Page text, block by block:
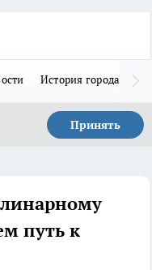
История города Н
Принять
путь к